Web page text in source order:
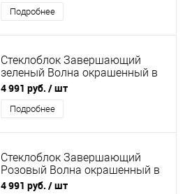
Подробнее
Стеклоблок Завершающий
зеленый Волна окрашенный в
массе
4 991 руб. / шт
Подробнее
Стеклоблок Завершающий
Розовый Волна окрашенный в
массе
4 991 руб. / шт